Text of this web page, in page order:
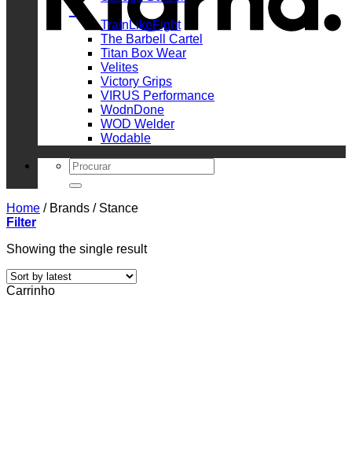
_
TrainLikeFight
The Barbell Cartel
Titan Box Wear
Velites
Victory Grips
VIRUS Performance
WodnDone
WOD Welder
Wodable
Search
for:
Home /Brands /Stance
Filter
Showing the single result
Carrinho